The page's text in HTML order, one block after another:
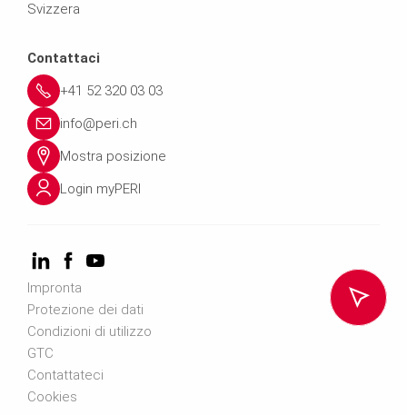
Svizzera
Contattaci
+41 52 320 03 03
info@peri.ch
Mostra posizione
Login myPERI
Impronta
Protezione dei dati
Condizioni di utilizzo
GTC
Contattateci
Cookies